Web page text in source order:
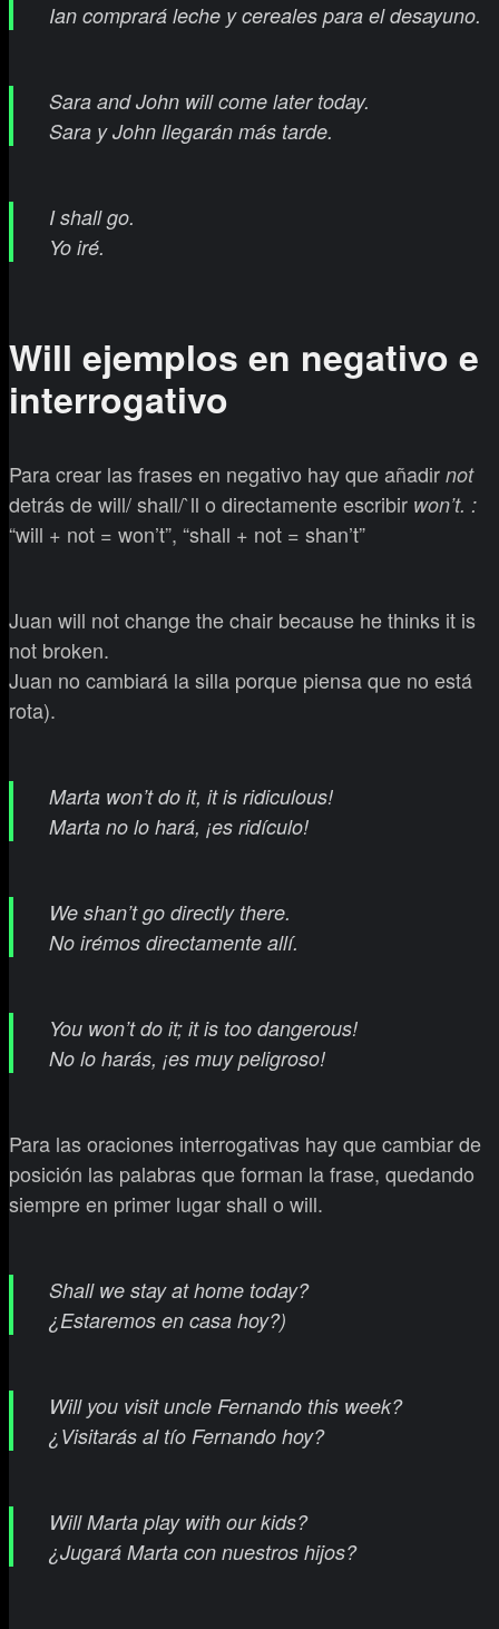
Ian comprará leche y cereales para el desayuno.
Sara and John will come later today.
Sara y John llegarán más tarde.
I shall go.
Yo iré.
Will ejemplos en negativo e
interrogativo
Para crear las frases en negativo hay que añadir not
detrás de will/ shall/`ll o directamente escribir won’t. :
“will + not = won’t”, “shall + not = shan’t”
Juan will not change the chair because he thinks it is
not broken.
Juan no cambiará la silla porque piensa que no está
rota).
Marta won’t do it, it is ridiculous!
Marta no lo hará, ¡es ridículo!
We shan’t go directly there.
No irémos directamente allí.
You won’t do it; it is too dangerous!
No lo harás, ¡es muy peligroso!
Para las oraciones interrogativas hay que cambiar de
posición las palabras que forman la frase, quedando
siempre en primer lugar shall o will.
Shall we stay at home today?
¿Estaremos en casa hoy?)
Will you visit uncle Fernando this week?
¿Visitarás al tío Fernando hoy?
Will Marta play with our kids?
¿Jugará Marta con nuestros hijos?